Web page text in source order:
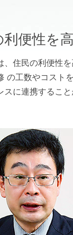
利便性を
、住民の利便性
の工数やコスト
スに連携するこ